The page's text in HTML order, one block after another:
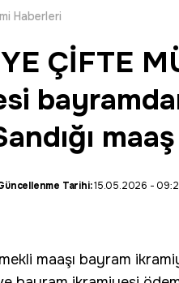
Haberleri
ÇİFTE
Tarihi:15.05.2026 -
maaşı bayram